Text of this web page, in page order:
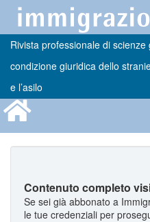
Rivista professionale di
condizione giuridica dello
e l’asilo
Contenuto completo
Se sei già abbonato a
le tue credenziali per